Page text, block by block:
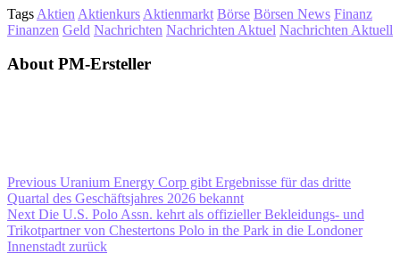
Tags Aktien Aktienkurs Aktienmarkt Börse Börsen News Finanz
Finanzen Geld Nachrichten Nachrichten Aktuel Nachrichten Aktuell
About PM-Ersteller
Previous Uranium Energy Corp gibt Ergebnisse für das dritte
Quartal des Geschäftsjahres 2026 bekannt
Next Die U.S. Polo Assn. kehrt als offizieller Bekleidungs- und
Trikotpartner von Chestertons Polo in the Park in die Londoner
Innenstadt zurück